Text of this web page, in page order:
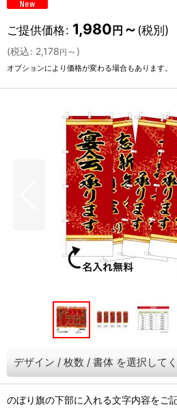
ご提供価格: 1,980 円 ～(税別)
(税込: 2,178 円 ～ )
オプションにより価格が変わる場合もあります。
デザイン / 枚数 / 書体 を選択して
のぼり旗の下部に入れる文字内容をご